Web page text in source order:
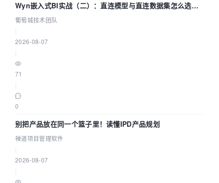
Wyn嵌入式BI实战（二）：直连模型与直连数据集怎么选，
参数为什么不生效？| 葡萄城技术团队
葡萄城技术团队
2026-08-07
71
0
别把产品放在同一个篮子里！读懂IPD产品规划
禅道项目管理软件
2026-08-07